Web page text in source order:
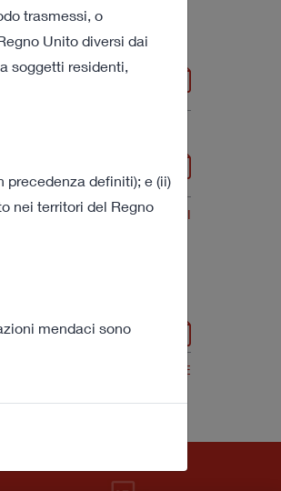
269 KB
VEDI TUTTI
304 KB
VEDI TUTTE
trasmessi, o
Unito diversi dai
soggetti residenti,
definiti); e (ii)
nei territori del Regno
mendaci sono